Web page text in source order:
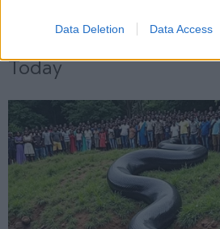
Data Deletion Data Access